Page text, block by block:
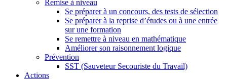
Remise à niveau
Se préparer à un concours, des tests de sélection
Se préparer à la reprise d’études ou à une entrée
sur une formation
Se remettre à niveau en mathématique
Améliorer son raisonnement logique
Prévention
SST (Sauveteur Secouriste du Travail)
Actions